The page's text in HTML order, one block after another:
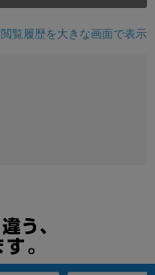
閲覧履歴を大きな画面で表示